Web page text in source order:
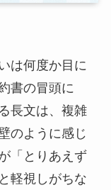
は何度か目に
書の冒頭に
長文は、複雑
のように感じ
「とりあえず
軽視しがちな